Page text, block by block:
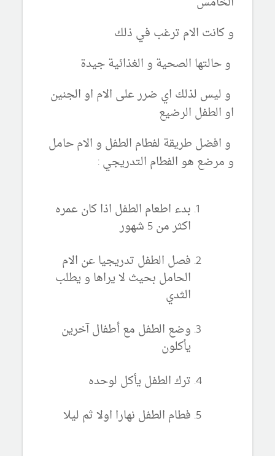
و كانت الام ترغب في ذلك
و حالتها الصحية و الغذائية جيدة
و ليس لذلك اي ضرر على الام او الجنين
او الطفل الرضيع
و افضل طريقة لفطام الطفل و الام حامل
و مرضع هو الفطام التدريجي :
بدء اطعام الطفل اذا كان عمره
اكثر من 5 شهور
فصل الطفل تدريجيا عن الام
الحامل بحيث لا يراها و يطلب
الثدي
وضع الطفل مع أطفال آخرين
يأكلون
ترك الطفل يأكل لوحده
فطام الطفل نهارا اولا ثم ليلا